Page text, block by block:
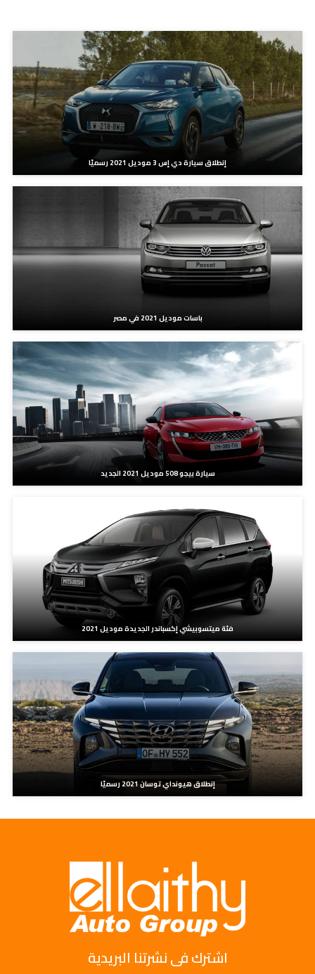
إنطلاق سيارة دي إس 3 موديل 2021 رسميًا
باسات موديل 2021 في مصر
سيارة بيجو 508 موديل 2021 الجديد
فئة ميتسوبيشي إكسباندر الجديدة موديل 2021
إنطلاق هيونداي توسان 2021 رسميًا
اشترك فى نشرتنا البريدية